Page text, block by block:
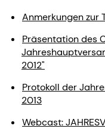
Anmerkungen zur
Präsentation des
2012"
Protokoll der
2013
Webcast: